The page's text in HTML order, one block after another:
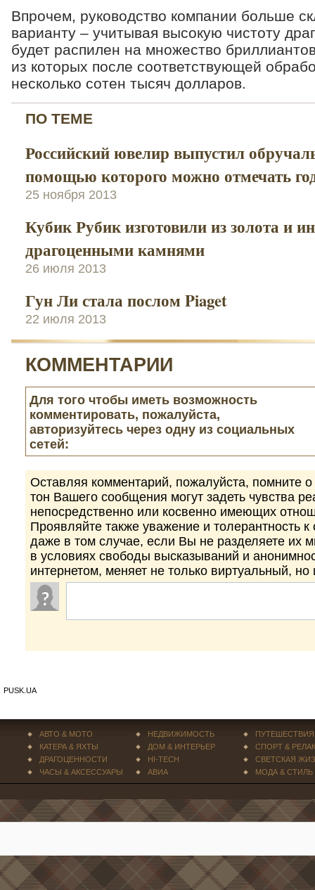
Впрочем, руководство компании больше
варианту – учитывая высокую чистоту
будет распилен на множество
из которых после соответствующей
несколько сотен тысяч долларов.
ПО ТЕМЕ
Российский ювелир выпустил
помощью которого можно отмечать
25 ноября 2013
Кубик Рубик изготовили из золота и
драгоценными камнями
26 июля 2013
Гун Ли стала послом Piaget
22 июля 2013
КОММЕНТАРИИ
Для того чтобы иметь возможность
комментировать, пожалуйста,
авторизуйтесь через одну из социальных
сетей:
Оставляя комментарий, пожалуйста, помните
тон Вашего сообщения могут задеть чувства
непосредственно или косвенно имеющих
Проявляйте также уважение и толерантность
даже в том случае, если Вы не разделяете их
в условиях свободы высказываний и
интернетом, меняет не только виртуальный,
PUSK.UA
АВТО & МОТО
КАТЕРА & ЯХТЫ
ДРАГОЦЕННОСТИ
ЧАСЫ & АКСЕССУАРЫ
НЕДВИЖИМОСТЬ
ДОМ & ИНТЕРЬЕР
HI-TECH
АВИА
ПУТЕШЕСТВИЯ
СПОРТ &
СВЕТСКАЯ
МОДА & СТИЛЬ